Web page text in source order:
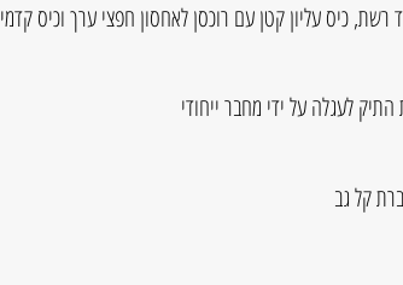
רשת, כיס עליון קטן עם רוכסן לאחסון חפצי ערך וכיס קדמי
לעגלה על ידי מחבר ייחודי
קל גב